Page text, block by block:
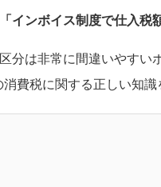
インボイス制度で仕入税
分は非常に間違いやす
費税に関する正しい知